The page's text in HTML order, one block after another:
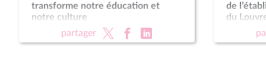
transforme notre éducation et
notre culture
partager
de
du